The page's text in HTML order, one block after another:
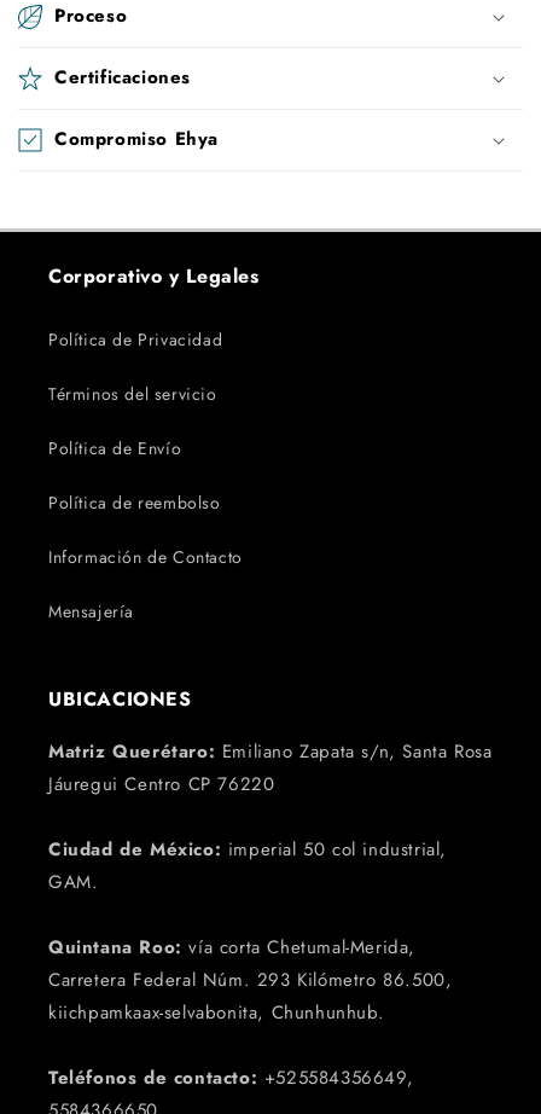
Proceso
Certificaciones
Compromiso Ehya
Corporativo y Legales
Política de Privacidad
Términos del servicio
Política de Envío
Política de reembolso
Información de Contacto
Mensajería
UBICACIONES
Matriz Querétaro: Emiliano Zapata s/n, Santa Rosa
Jáuregui Centro CP 76220
Ciudad de México: imperial 50 col industrial,
GAM.
Quintana Roo: vía corta Chetumal-Merida,
Carretera Federal Núm. 293 Kilómetro 86.500,
kiichpamkaax-selvabonita, Chunhunhub.
Teléfonos de contacto: +525584356649,